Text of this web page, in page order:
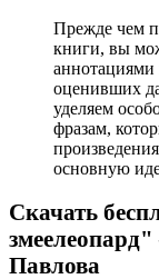
Прежде чем
книги, вы
аннотациями
оценивших
уделяем
фразам,
основную
Скачать
Павлова